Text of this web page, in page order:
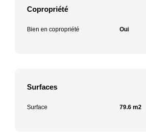
Copropriété
Bien en copropriété Oui
Surfaces
Surface 79.6 m2